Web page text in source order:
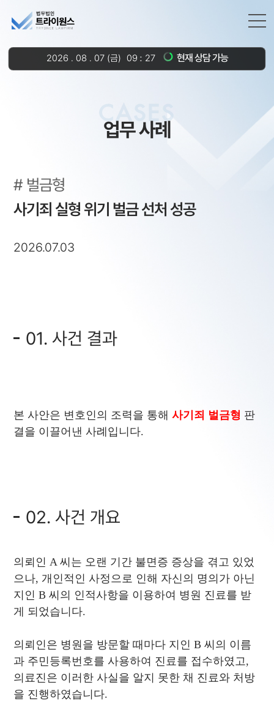
2026 . 08 . 07 (금) 09 27 현재 상담 가능
CASES
업무 사례
벌금형
사기죄 실형 위기 벌금 선처 성공
2026.07.03
01. 사건 결과
본 사안은 변호인의 조력을 통해사기죄 벌금형 판
결을 이끌어낸 사례입니다.
02. 사건 개요
의뢰인 A 씨는 오랜 기간 불면증 증상을 겪고 있었
으나, 개인적인 사정으로 인해 자신의 명의가 아닌
지인 B 씨의 인적사항을 이용하여 병원 진료를 받
게 되었습니다.
의뢰인은 병원을 방문할 때마다 지인 B 씨의 이름
과 주민등록번호를 사용하여 진료를 접수하였고,
의료진은 이러한 사실을 알지 못한 채 진료와 처방
을 진행하였습니다.